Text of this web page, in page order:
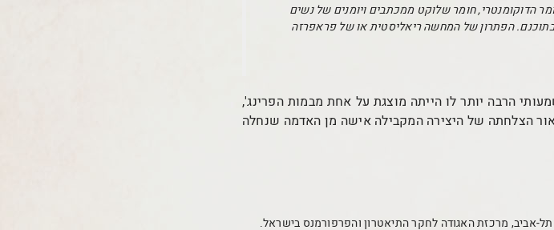
הדוקומנטרי, חומר שלוקט ממכתבים ויומנים של נשים
הפתרון של המחשה ריאליסטית או של פראפרזה
הרבה יותר לו הייתה מוצגת על אחת מבמות הפרינג',
הצלחתה של היצירה המקבילה אישה מן האדמה שנחלה
תל-אביב, מרכזת האגודה לחקר התיאטרון והפרפורמנס בישראל.